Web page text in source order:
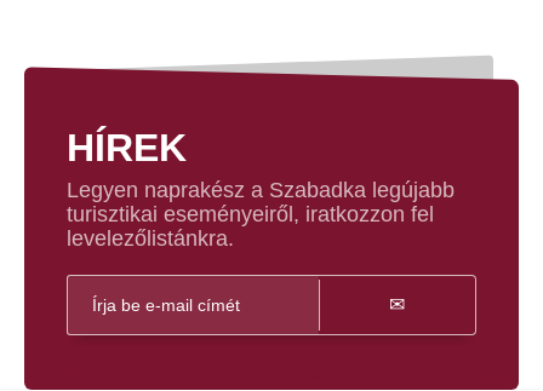
HÍREK
Legyen naprakész a Szabadka legújabb
turisztikai eseményeiről, iratkozzon fel
levelezőlistánkra.